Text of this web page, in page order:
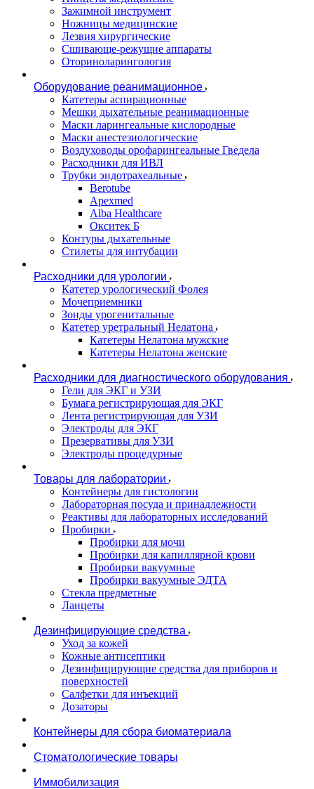
Зажимной инструмент
Ножницы медицинские
Лезвия хирургические
Сшивающе-режущие аппараты
Оториноларингология
Оборудование реанимационное
Катетеры аспирационные
Мешки дыхательные реанимационные
Маски ларингеальные кислородные
Маски анестезиологические
Воздуховоды орофарингеальные Гведела
Расходники для ИВЛ
Трубки эндотрахеальные
Berotube
Apexmed
Alba Healthcare
Окситек Б
Контуры дыхательные
Стилеты для интубации
Расходники для урологии
Катетер урологический Фолея
Мочеприемники
Зонды урогенитальные
Катетер уретральный Нелатона
Катетеры Нелатона мужские
Катетеры Нелатона женские
Расходники для диагностического оборудования
Гели для ЭКГ и УЗИ
Бумага регистрирующая для ЭКГ
Лента регистрирующая для УЗИ
Электроды для ЭКГ
Презервативы для УЗИ
Электроды процедурные
Товары для лаборатории
Контейнеры для гистологии
Лабораторная посуда и принадлежности
Реактивы для лабораторных исследований
Пробирки
Пробирки для мочи
Пробирки для капиллярной крови
Пробирки вакуумные
Пробирки вакуумные ЭДТА
Стекла предметные
Ланцеты
Дезинфицирующие средства
Уход за кожей
Кожные антисептики
Дезинфицирующие средства для приборов и
поверхностей
Салфетки для инъекций
Дозаторы
Контейнеры для сбора биоматериала
Стоматологические товары
Иммобилизация